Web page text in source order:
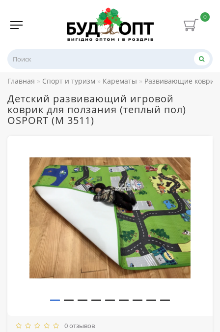
0
Главная Спорт и туризм Карематы Развивающие
Детский развивающий игровой
коврик для ползания (теплый пол)
OSPORT (M 3511)
0 отзывов